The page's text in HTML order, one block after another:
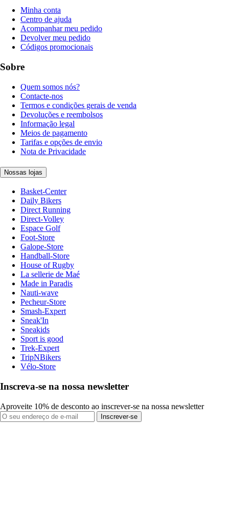
Minha conta
Centro de ajuda
Acompanhar meu pedido
Devolver meu pedido
Códigos promocionais
Sobre
Quem somos nós?
Contacte-nos
Termos e condições gerais de venda
Devoluções e reembolsos
Informação legal
Meios de pagamento
Tarifas e opções de envio
Nota de Privacidade
Nossas lojas
Basket-Center
Daily Bikers
Direct Running
Direct-Volley
Espace Golf
Foot-Store
Galope-Store
Handball-Store
House of Rugby
La sellerie de Maé
Made in Paradis
Nauti-wave
Pecheur-Store
Smash-Expert
Sneak'In
Sneakids
Sport is good
Trek-Expert
TripNBikers
Vélo-Store
Inscreva-se na nossa newsletter
Aproveite 10% de desconto ao inscrever-se na nossa newsletter
Inscrever-se